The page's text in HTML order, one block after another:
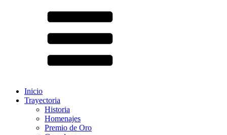
Inicio
Trayectoria
Historia
Homenajes
Premio de Oro